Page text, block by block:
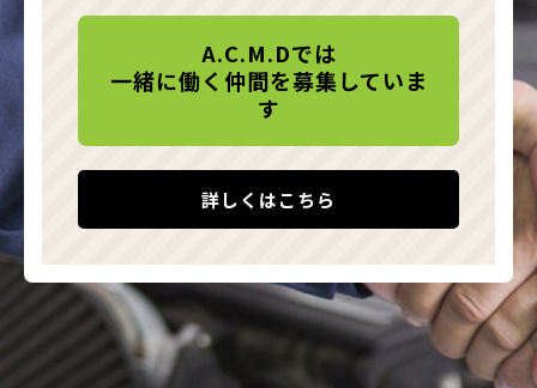
A.C.M.Dでは
一緒に働く仲間を募集していま
す
詳しくはこちら